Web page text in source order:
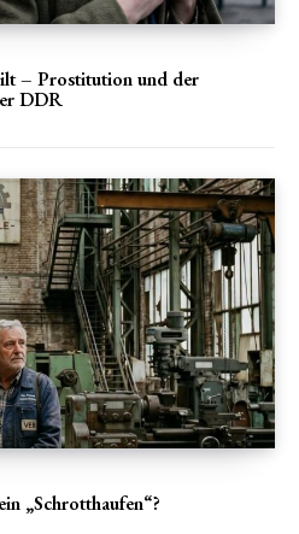
– Prostitution und der
DDR
„Schrotthaufen“?